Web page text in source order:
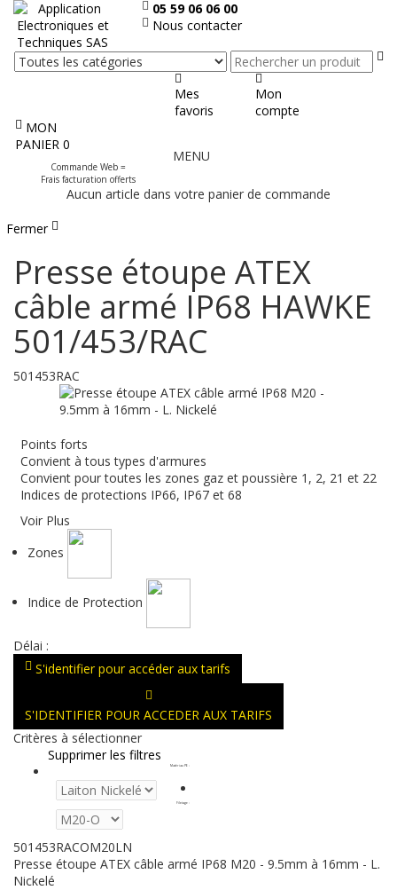
05 59 06 06 00
Nous contacter
Mes
favoris
Mon
compte
MON
PANIER 0
Commande Web =
Frais facturation offerts
le
MENU
Aucun article dans votre panier de commande
Fermer
Presse étoupe ATEX
câble armé IP68 HAWKE
501/453/RAC
501453RAC
Points forts
Convient à tous types d'armures
Convient pour toutes les zones gaz et poussière 1, 2, 21 et 22
Indices de protections IP66, IP67 et 68
Voir Plus
Zones
Indice de Protection
Délai :
S'identifier pour accéder aux tarifs
S'IDENTIFIER POUR ACCEDER AUX TARIFS
Critères à sélectionner
Supprimer les filtres
Matériau PE :
Filetage :
501453RACOM20LN
Presse étoupe ATEX câble armé IP68 M20 - 9.5mm à 16mm - L.
Nickelé